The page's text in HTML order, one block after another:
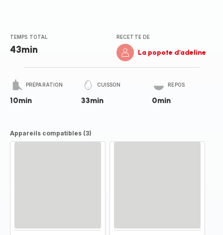
TEMPS TOTAL
43min
RECETTE DE
La popote d'adeline
PRÉPARATION
10min
CUISSON
33min
REPOS
0min
Appareils compatibles (3)